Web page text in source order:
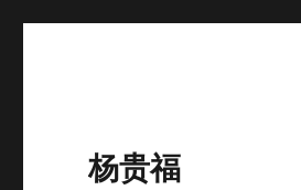
杨贵福